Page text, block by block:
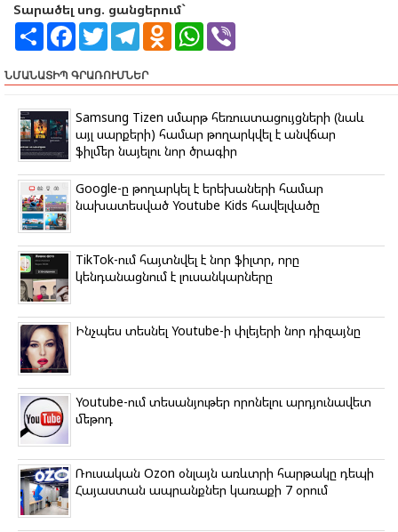
Տարածել սոց. ցանցերում`
S
r
e
F
e
b
o
k
T
t
t
r
T
e
g
a
m
O
k
a
s
s
n
i
k
i
W
s
p
p
r
ՆՄԱՆԱՏԻՊ ԳՐԱՌՈՒՄՆԵՐ
Samsung Tizen սմարթ հեռուստացույցների (նաև
այլ սարքերի) համար թողարկվել է անվճար
ֆիլմեր նայելու նոր ծրագիր
Google-ը թողարկել է երեխաների համար
նախատեսված Youtube Kids հավելվածը
TikTok-ում հայտնվել է նոր ֆիլտր, որը
կենդանացնում է լուսանկարները
Ինչպես տեսնել Youtube-ի փլեյերի նոր դիզայնը
Youtube-ում տեսանյութեր որոնելու արդյունավետ
մեթոդ
Ռուսական Ozon օնլայն առևտրի հարթակը դեպի
Հայաստան ապրանքներ կառաքի 7 օրում